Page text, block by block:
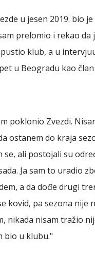
u jesen 2019. bio
prelomio i rekao da
klub, a u
u Beogradu kao
poklonio Zvezdi.
ostanem do kraja
ali postojali su
Ja sam to uradio
a da dođe drugi
kovid, pa sezona nije
nikada nisam tražio
bio u klubu."